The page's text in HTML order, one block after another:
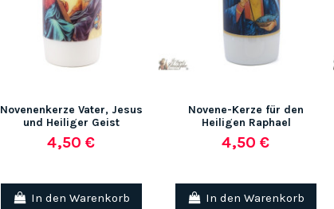
Novenenkerze Vater, Jesus
und Heiliger Geist
4,50 €
In den Warenkorb
Novene-Kerze für den
Heiligen Raphael
4,50 €
In den Warenkorb